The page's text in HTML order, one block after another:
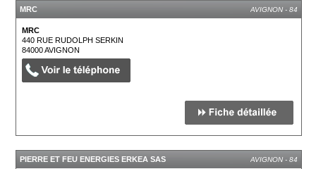
MRC AVIGNON - 84
MRC
440 RUE RUDOLPH SERKIN
84000AVIGNON
PIERRE ET FEU ENERGIES ERKEA SAS AVIGNON - 84